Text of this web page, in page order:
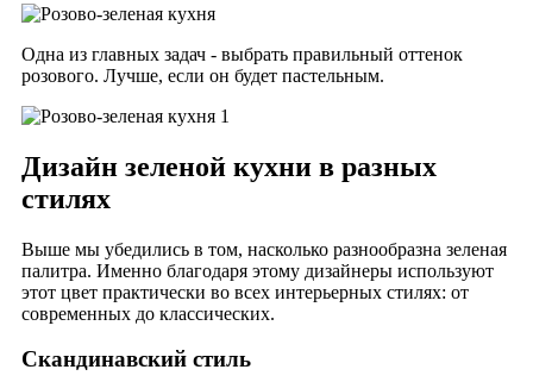
Одна из главных задач - выбрать правильный оттенок
розового. Лучше, если он будет пастельным.
Дизайн зеленой кухни в разных
стилях
Выше мы убедились в том, насколько разнообразна зеленая
палитра. Именно благодаря этому дизайнеры используют
этот цвет практически во всех интерьерных стилях: от
современных до классических.
Скандинавский стиль